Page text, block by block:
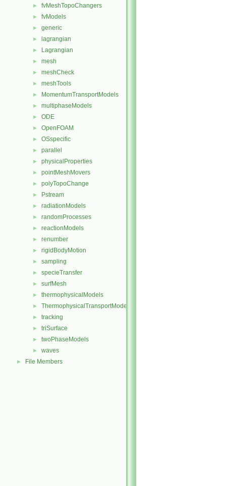
► fvMeshTopoChangers
► fvModels
► generic
► lagrangian
► Lagrangian
► mesh
► meshCheck
► meshTools
► MomentumTransportModels
► multiphaseModels
► ODE
► OpenFOAM
► OSspecific
► parallel
► physicalProperties
► pointMeshMovers
► polyTopoChange
► Pstream
► radiationModels
► randomProcesses
► reactionModels
► renumber
► rigidBodyMotion
► sampling
► specieTransfer
► surfMesh
► thermophysicalModels
► ThermophysicalTransportModels
► tracking
► triSurface
► twoPhaseModels
► waves
► File Members